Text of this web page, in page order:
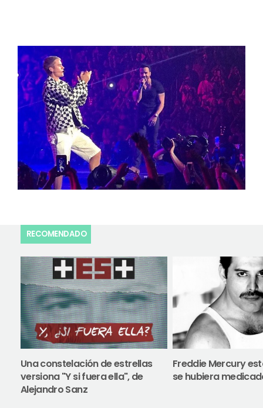
RECOMENDADO
Una constelación de estrellas
versiona "Y si fuera ella", de
Alejandro Sanz
Freddie Mercury
se hubiera